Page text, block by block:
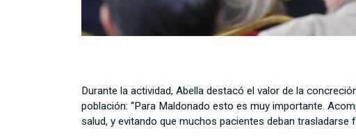
Durante la actividad, Abella destacó el valor de la
población: “Para Maldonado esto es muy importante.
salud, y evitando que muchos pacientes deban trasladarse